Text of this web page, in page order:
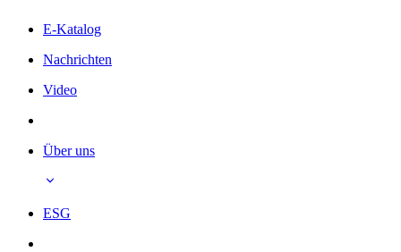
E-Katalog
Nachrichten
Video
Über uns
ESG